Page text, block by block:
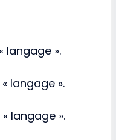
langage ».
langage ».
langage ».